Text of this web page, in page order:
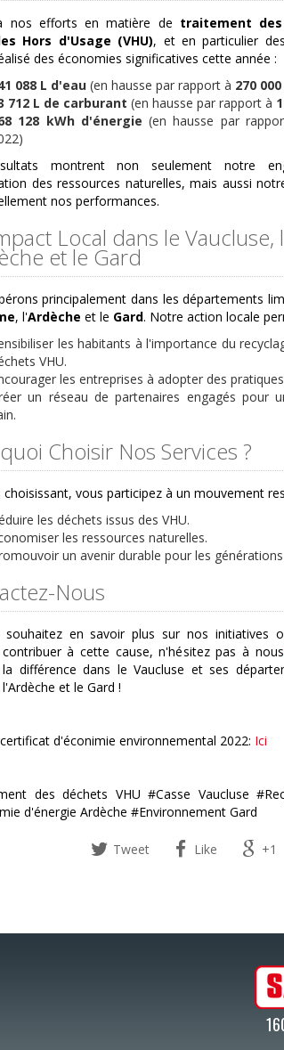
nos efforts en matière de traitement
Hors d'Usage (VHU), et en particulier
des économies significatives cette année :
088 L d'eau (en hausse par rapport à 270 000
712 L de carburant (en hausse par rapport à
128 kWh d'énergie (en hausse par
montrent non seulement notre
des ressources naturelles, mais aussi
nos performances.
Local dans le Vaucluse,
et le Gard
principalement dans les départements
, l'Ardèche et le Gard. Notre action locale
les habitants à l'importance du
VHU.
les entreprises à adopter des
un réseau de partenaires engagés pour
Choisir Nos Services ?
choisissant, vous participez à un mouvement
les déchets issus des VHU.
les ressources naturelles.
un avenir durable pour les
Nous
souhaitez en savoir plus sur nos initiatives
contribuer à cette cause, n'hésitez pas à
différence dans le Vaucluse et ses
et le Gard !
d'éconimie environnemental 2022: Ici
des déchets VHU #Casse Vaucluse
d'énergie Ardèche #Environnement Gard
Tweet Like +1